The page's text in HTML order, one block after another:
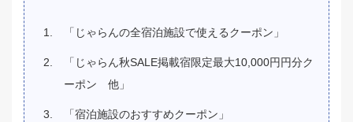
「じゃらんの全宿泊施設で使えるクーポン」
「じゃらん秋SALE掲載宿限定最大10,000円円分ク
ーポン 他」
「宿泊施設のおすすめクーポン」